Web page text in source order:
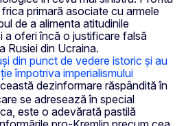
primară asociate cu armele
de a alimenta atitudinile
a oferi încă o justificare falsă
Rusiei din Ucraina.
din punct de vedere istoric și au
împotriva imperialismului
dezinformare răspândită în
se adresează în special
este o adevărată pastilă